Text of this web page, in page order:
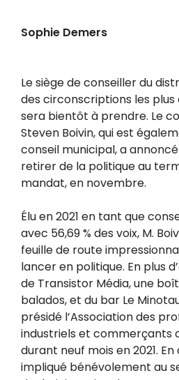
Sophie Demers
Le siège de conseiller du
des circonscriptions les plus
sera bientôt à prendre. Le
Steven Boivin, qui est
conseil municipal, a
retirer de la politique au
mandat, en novembre.
Élu en 2021 en tant que
avec 56,69 % des voix, M.
feuille de route
lancer en politique. En plus
de Transistor Média, une
balados, et du bar Le
présidé l’Association des
industriels et commerçants
durant neuf mois en 2021. En
impliqué bénévolement au